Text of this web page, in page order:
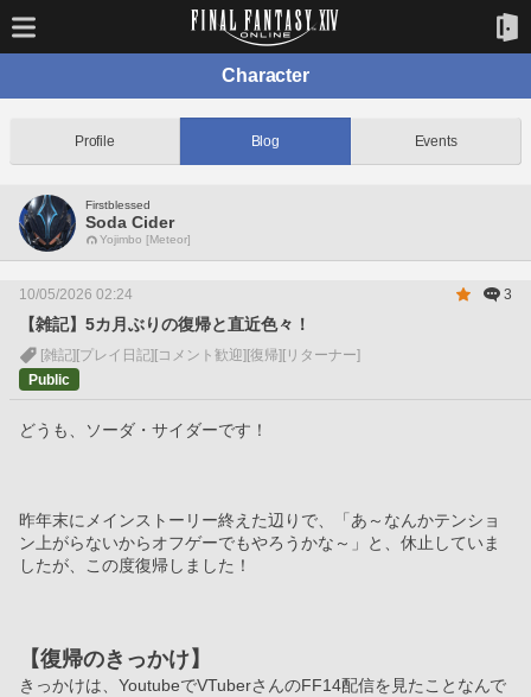
Character
Profile Blog Events
Firstblessed
Soda Cider
Yojimbo [Meteor]
10/05/2026 02:24 3
【雑記】5カ月ぶりの復帰と直近色々！
[雑記] [プレイ日記] [コメント歓迎] [復帰] [リターナー]
Public
どうも、ソーダ・サイダーです！
昨年末にメインストーリー終えた辺りで、「あ～なんかテンショ
ン上がらないからオフゲーでもやろうかな～」と、休止していま
したが、この度復帰しました！
【復帰のきっかけ】
きっかけは、YoutubeでVTuberさんのFF14配信を見たことなんで